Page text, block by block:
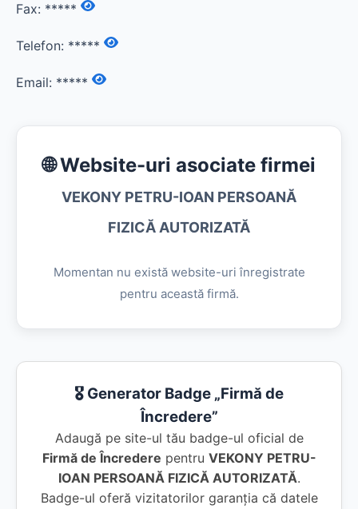
Fax: *****
Telefon: *****
Email: *****
🌐 Website-uri asociate firmei
VEKONY PETRU-IOAN PERSOANĂ
FIZICĂ AUTORIZATĂ
Momentan nu există website-uri înregistrate
pentru această firmă.
🎖️ Generator Badge „Firmă de
Încredere”
Adaugă pe site-ul tău badge-ul oficial de
Firmă de Încredere pentru VEKONY PETRU-
IOAN PERSOANĂ FIZICĂ AUTORIZATĂ.
Badge-ul oferă vizitatorilor garanția că datele